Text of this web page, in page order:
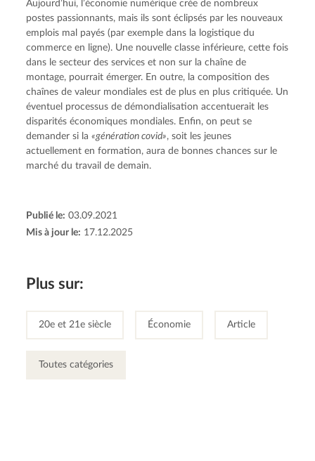
Aujourd’hui, l’économie numérique crée de nombreux
postes passionnants, mais ils sont éclipsés par les nouveaux
emplois mal payés (par exemple dans la logistique du
commerce en ligne). Une nouvelle classe inférieure, cette fois
dans le secteur des services et non sur la chaîne de
montage, pourrait émerger. En outre, la composition des
chaînes de valeur mondiales est de plus en plus critiquée. Un
éventuel processus de démondialisation accentuerait les
disparités économiques mondiales. Enfin, on peut se
demander si la «génération covid», soit les jeunes
actuellement en formation, aura de bonnes chances sur le
marché du travail de demain.
Publié le: 03.09.2021
Mis à jour le: 17.12.2025
Plus sur:
20e et 21e siècle Économie Article
Toutes catégories